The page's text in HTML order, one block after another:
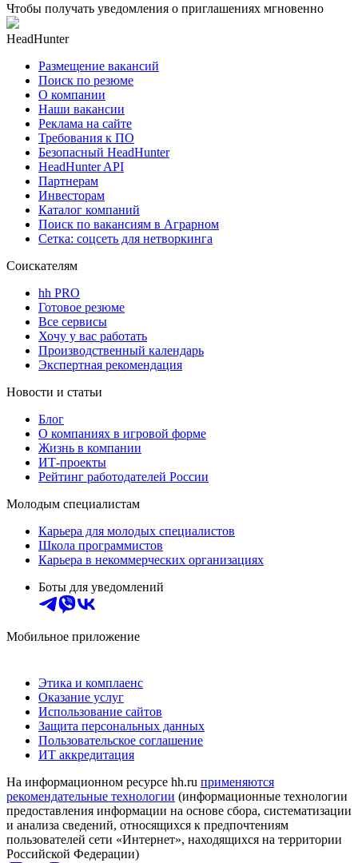
Чтобы получать уведомления о приглашениях мгновенно
HeadHunter
Размещение вакансий
Поиск по резюме
О компании
Наши вакансии
Реклама на сайте
Требования к ПО
Безопасный HeadHunter
HeadHunter API
Партнерам
Инвесторам
Каталог компаний
Поиск по вакансиям в Аграрном
Сетка: соцсеть для нетворкинга
Соискателям
hh PRO
Готовое резюме
Все сервисы
Хочу у вас работать
Производственный календарь
Экспертная рекомендация
Новости и статьи
Блог
О компаниях в игровой форме
Жизнь в компании
ИТ-проекты
Рейтинг работодателей России
Молодым специалистам
Карьера для молодых специалистов
Школа программистов
Карьера в некоммерческих организациях
Боты для уведомлений
Мобильное приложение
Этика и комплаенс
Оказание услуг
Использование сайтов
Защита персональных данных
Пользовательское соглашение
ИТ аккредитация
На информационном ресурсе hh.ru применяются
рекомендательные технологии (информационные технологии
предоставления информации на основе сбора, систематизации
и анализа сведений, относящихся к предпочтениям
пользователей сети «Интернет», находящихся на территории
Российской Федерации)